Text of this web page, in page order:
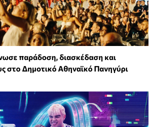
παράδοση, διασκέδαση και
στο Δημοτικό Αθηναϊκό Πανηγύρι